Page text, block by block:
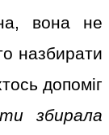
вона не
назбирати
допоміг
збирала